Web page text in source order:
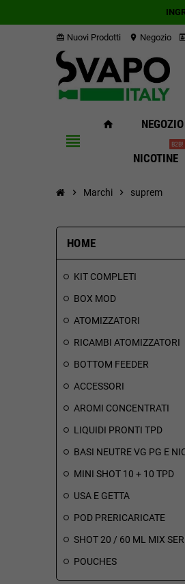
card_giftcard Nuovi Prodotti location_on Negozio
view_headline
home NEGOZIO
NICOTINE
B2B!
chevron_right Marchi chevron_right suprem
HOME
KIT COMPLETI
BOX MOD
ATOMIZZATORI
RICAMBI ATOMIZZATORI
BOTTOM FEEDER
ACCESSORI
AROMI CONCENTRATI
LIQUIDI PRONTI TPD
BASI NEUTRE VG PG E
MINI SHOT 10 + 10 TPD
USA E GETTA
POD PRERICARICATE
SHOT 20 / 60 ML MIX
POUCHES